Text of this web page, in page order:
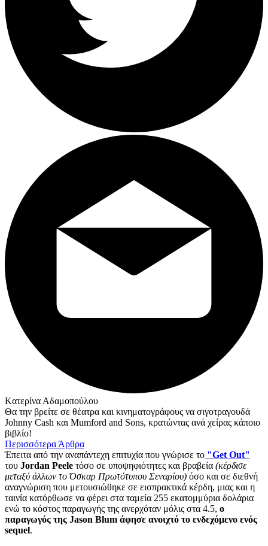
Kατερίνα Αδαμοπούλου
Θα την βρείτε σε θέατρα και κινηματογράφους να σιγοτραγουδά
Johnny Cash και Mumford and Sons, κρατώντας ανά χείρας κάποιο
βιβλίο!
Περισσότερα Άρθρα
Έπειτα από την αναπάντεχη επιτυχία που γνώρισε το "Get Out"
του Jordan Peele τόσο σε υποψηφιότητες και βραβεία (κέρδισε
μεταξύ άλλων το Όσκαρ Πρωτότυπου Σεναρίου) όσο και σε διεθνή
αναγνώριση που μετουσιώθηκε σε εισπρακτικά κέρδη, μιας και η
ταινία κατόρθωσε να φέρει στα ταμεία 255 εκατομμύρια δολάρια
ενώ το κόστος παραγωγής της ανερχόταν μόλις στα 4.5, ο
παραγωγός της Jason Blum άφησε ανοιχτό το ενδεχόμενο ενός
sequel.